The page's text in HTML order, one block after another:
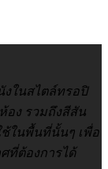
งในสไตล์ทรอปิ
อง รวมถึงสีสัน
ช้ในพื้นที่นั้นๆ เพื่อ
ที่ต้องการได้